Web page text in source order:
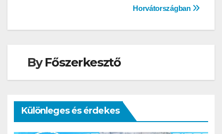
Horvátországban
ByFőszerkesztő
Különleges és érdekes